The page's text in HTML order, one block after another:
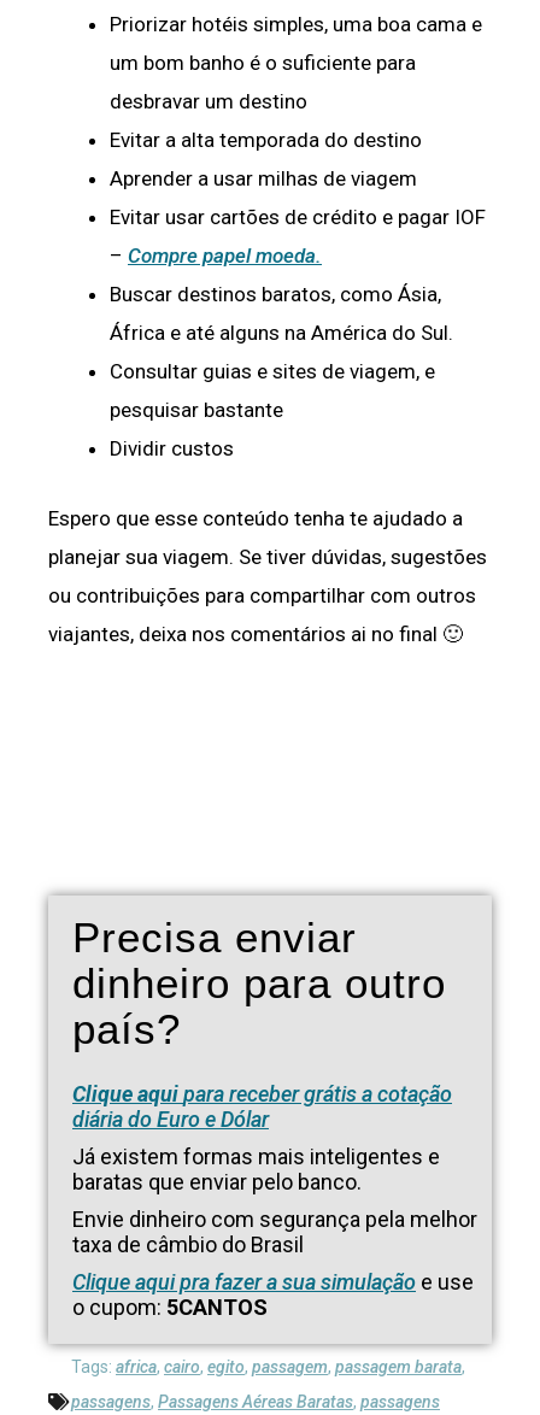
Priorizar hotéis simples, uma boa cama e
um bom banho é o suficiente para
desbravar um destino
Evitar a alta temporada do destino
Aprender a usar milhas de viagem
Evitar usar cartões de crédito e pagar IOF
– Compre papel moeda.
Buscar destinos baratos, como Ásia,
África e até alguns na América do Sul.
Consultar guias e sites de viagem, e
pesquisar bastante
Dividir custos
Espero que esse conteúdo tenha te ajudado a
planejar sua viagem. Se tiver dúvidas, sugestões
ou contribuições para compartilhar com outros
viajantes, deixa nos comentários ai no final 🙂
Precisa enviar
dinheiro para outro
país?
Clique aquipara receber grátis a cotação
diária do Euro e Dólar
Já existem formas mais inteligentes e
baratas que enviar pelo banco.
Envie dinheiro com segurança pela melhor
taxa de câmbio do Brasil
Clique aqui pra fazer a sua simulação e use
o cupom: 5CANTOS
Tags: africa, cairo, egito, passagem, passagem barata,
passagens, Passagens Aéreas Baratas, passagens